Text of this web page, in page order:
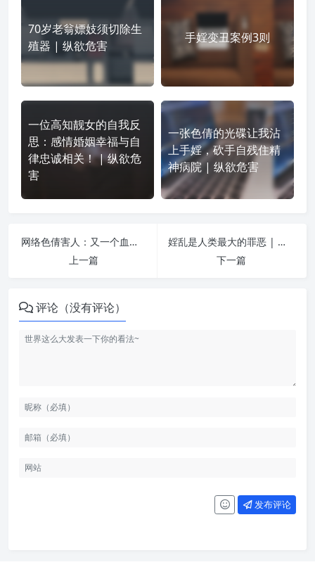
70岁老翁嫖妓须切除生
殖器 | 纵欲危害
手婬变丑案例3则
一位高知靓女的自我反
思：感情婚姻幸福与自
律忠诚相关！ | 纵欲危
害
一张色倩的光碟让我沾
上手婬，砍手自残住精
神病院 | 纵欲危害
网络色倩害人：又一个血淋淋的案例 | 纵欲危害
上一篇
婬乱是人类最大的罪恶 | 纵欲危害
下一篇
评论（没有评论）
发布评论